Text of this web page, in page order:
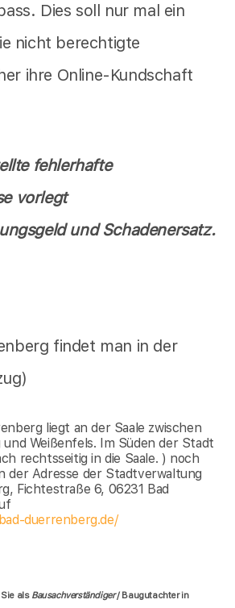
Dies soll nur mal ein
nicht berechtigte
ihre Online-Kundschaft
fehlerhafte
vorlegt
und Schadenersatz.
findet man in der
liegt an der Saale zwischen
und Weißenfels. Im Süden der Stadt
rechtsseitig in die Saale. ) noch
der Adresse der Stadtverwaltung
Fichtestraße 6, 06231 Bad
duerrenberg.de/
als Bausachverständiger/ Baugutachter in